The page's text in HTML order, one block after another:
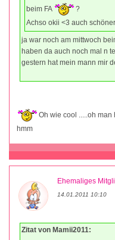
beim FA
?
Achso okii <3 auch
ja war noch am mittwoch
haben da auch noch mal n
gestern hat mein mann mir
Oh wie cool .....oh
hmm
Ehemaliges
14.01.2011 10:10
Zitat von Mamii2011: